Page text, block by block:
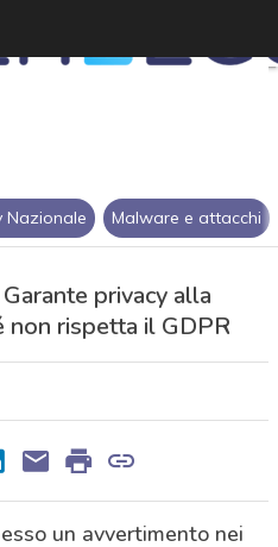
Nazionale Malware e attacchi
privacy alla
non rispetta il GDPR
un avvertimento nei